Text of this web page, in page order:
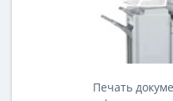
Печать